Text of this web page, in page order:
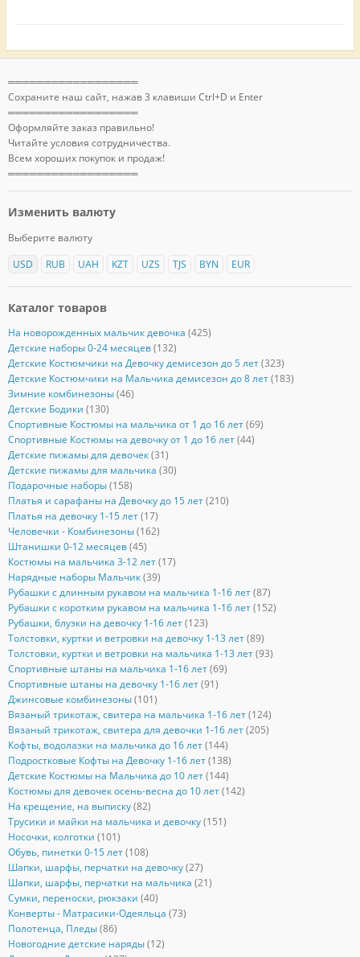
══════════════════
Сохраните наш сайт, нажав 3 клавиши Ctrl+D и Enter
══════════════════
Оформляйте заказ правильно!
Читайте условия сотрудничества.
Всем хороших покупок и продаж!
══════════════════
Изменить валюту
Выберите валюту
USD
RUB UAH KZT UZS TJS BYN EUR
Каталог товаров
На новорожденных мальчик девочка (425)
Детские наборы 0-24 месяцев (132)
Детские Костюмчики на Девочку демисезон до 5 лет (323)
Детские Костюмчики на Мальчика демисезон до 8 лет (183)
Зимние комбинезоны (46)
Детские Бодики (130)
Спортивные Костюмы на мальчика от 1 до 16 лет (69)
Спортивные Костюмы на девочку от 1 до 16 лет (44)
Детские пижамы для девочек (31)
Детские пижамы для мальчика (30)
Подарочные наборы (158)
Платья и сарафаны на Девочку до 15 лет (210)
Платья на девочку 1-15 лет (17)
Человечки - Комбинезоны (162)
Штанишки 0-12 месяцев (45)
Костюмы на мальчика 3-12 лет (17)
Нарядные наборы Мальчик (39)
Рубашки с длинным рукавом на мальчика 1-16 лет (87)
Рубашки с коротким рукавом на мальчика 1-16 лет (152)
Рубашки, блузки на девочку 1-16 лет (123)
Толстовки, куртки и ветровки на девочку 1-13 лет (89)
Толстовки, куртки и ветровки на мальчика 1-13 лет (93)
Спортивные штаны на мальчика 1-16 лет (69)
Спортивные штаны на девочку 1-16 лет (91)
Джинсовые комбинезоны (101)
Вязаный трикотаж, свитера на мальчика 1-16 лет (124)
Вязаный трикотаж, свитера для девочки 1-16 лет (205)
Кофты, водолазки на мальчика до 16 лет (144)
Подростковые Кофты на Девочку 1-16 лет (138)
Детские Костюмы на Мальчика до 10 лет (144)
Костюмы для девочек осень-весна до 10 лет (142)
На крещение, на выписку (82)
Трусики и майки на мальчика и девочку (151)
Носочки, колготки (101)
Обувь, пинетки 0-15 лет (108)
Шапки, шарфы, перчатки на девочку (27)
Шапки, шарфы, перчатки на мальчика (21)
Сумки, переноски, рюкзаки (40)
Конверты - Матрасики-Одеяльца (73)
Полотенца, Пледы (86)
Новогодние детские наряды (12)